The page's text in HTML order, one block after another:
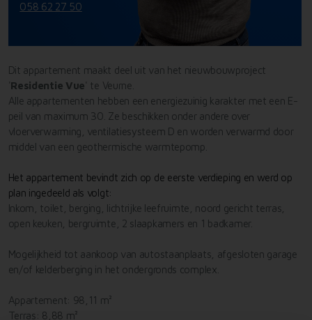
058 62 27 50
Dit appartement maakt deel uit van het nieuwbouwproject
Residentie Vue ' te Veurne.
Alle appartementen hebben een energiezuinig karakter met een E-
peil van maximum 30. Ze beschikken onder andere over
vloerverwarming, ventilatiesysteem D en worden verwarmd door
middel van een geothermische warmtepomp.
Het appartement bevindt zich op de eerste verdieping en werd op
plan ingedeeld als volgt:
Inkom, toilet, berging, lichtrijke leefruimte, noord gericht terras,
open keuken, bergruimte, 2 slaapkamers en 1 badkamer.
Mogelijkheid tot aankoop van autostaanplaats, afgesloten garage
en/of kelderberging in het ondergronds complex.
Appartement: 98,11 m²
Terras: 8,88 m²